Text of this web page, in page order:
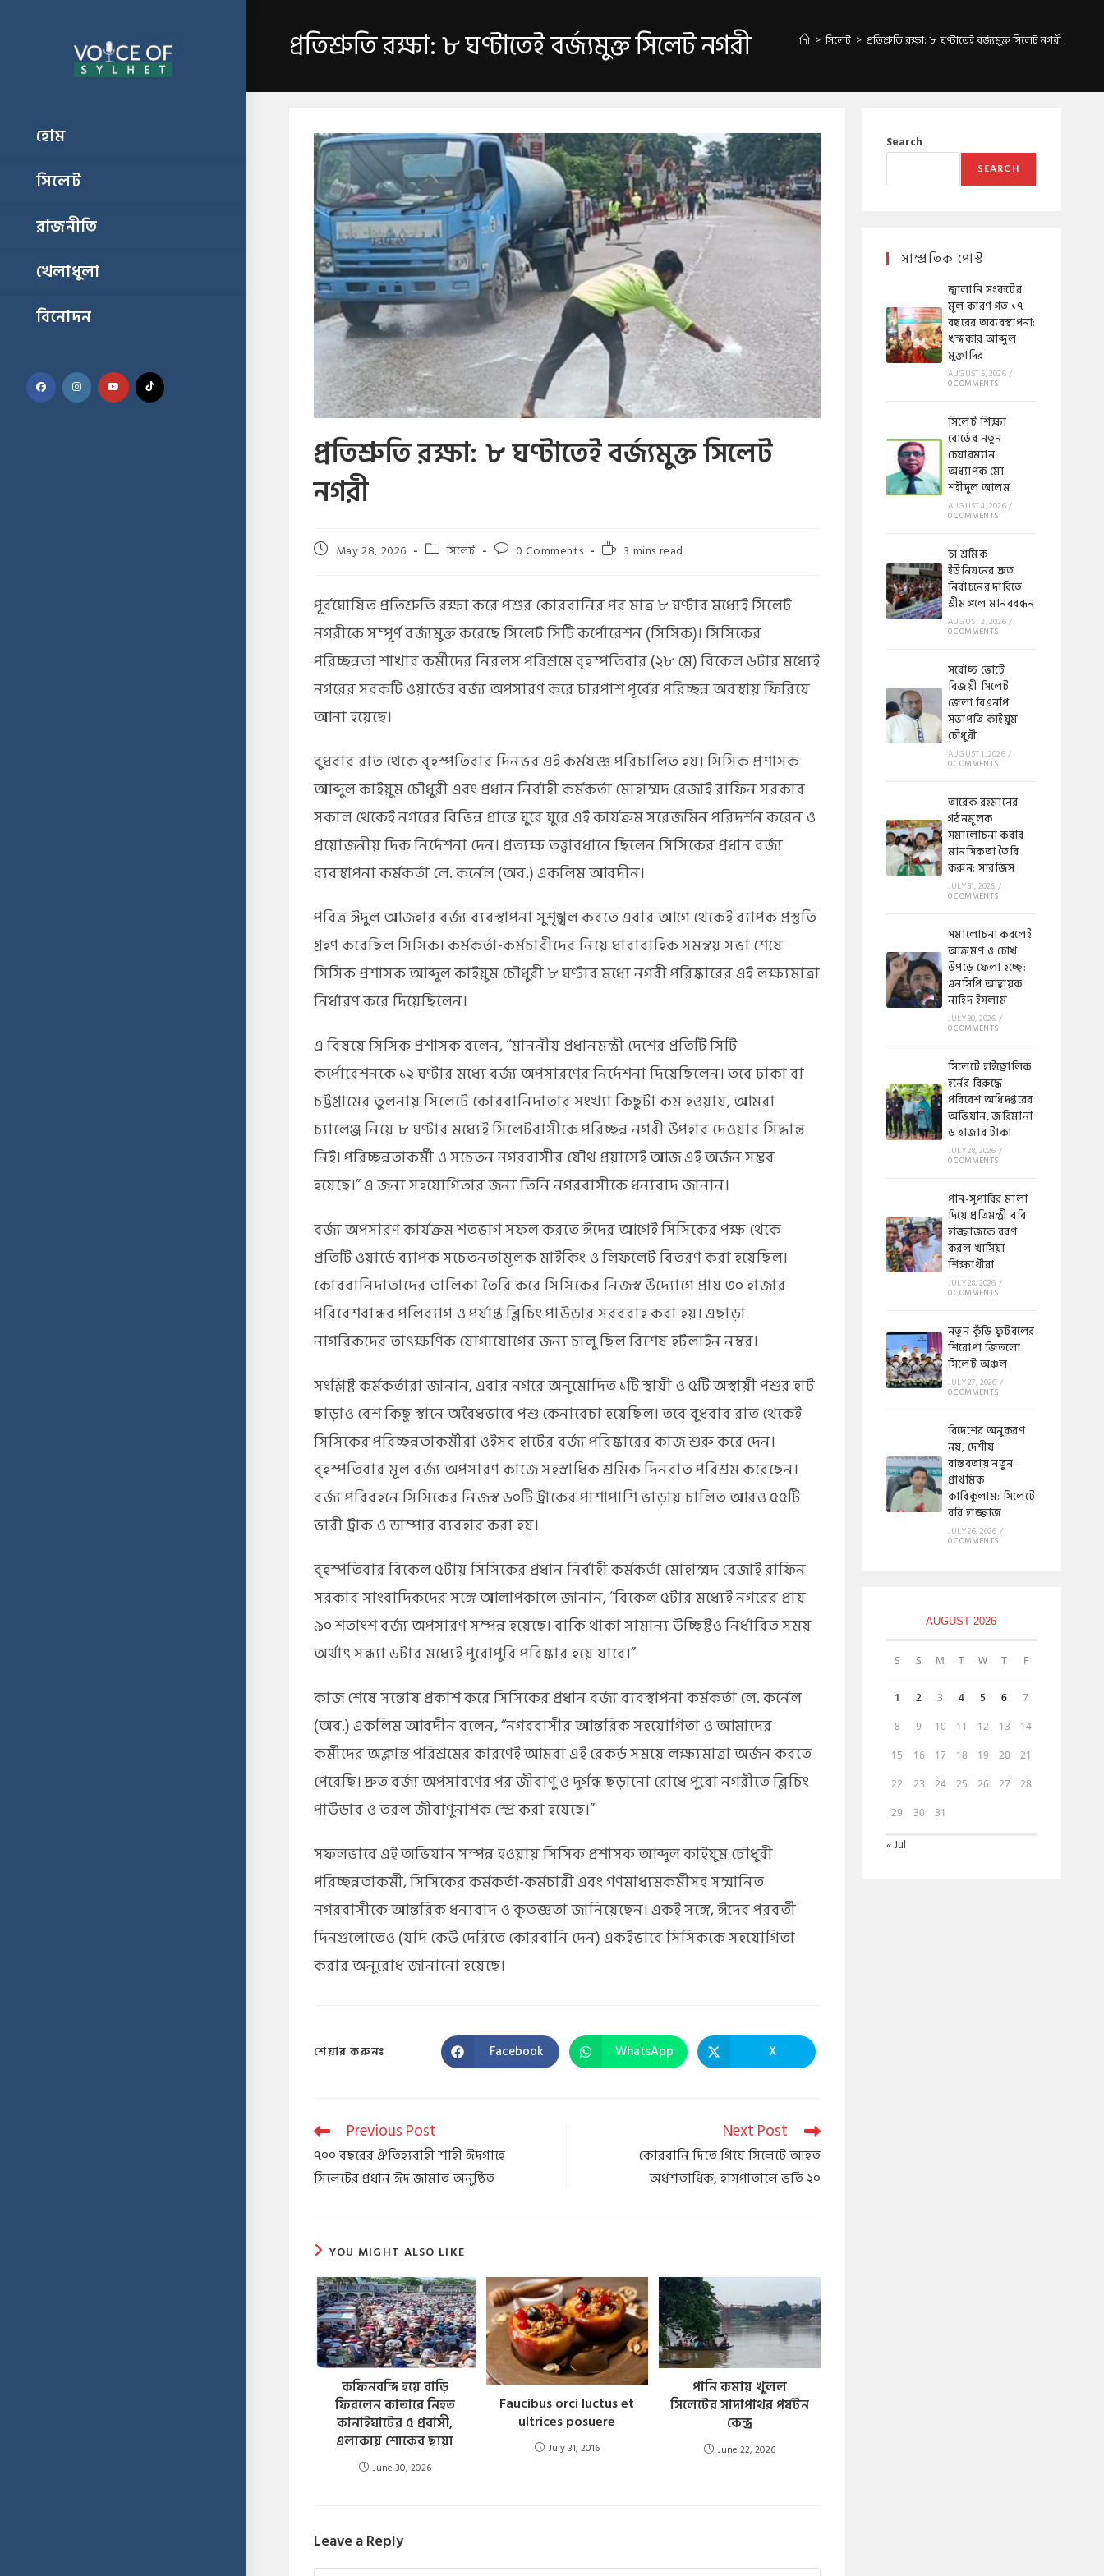
হোম
সিলেট
রাজনীতি
খেলাধুলা
বিনোদন
প্রতিশ্রুতি রক্ষা: ৮ ঘণ্টাতেই বর্জ্যমুক্ত সিলেট নগরী > সিলেট > প্রতিশ্রুতি রক্ষা: ৮ ঘণ্টাতেই বর্জ্যমুক্ত সিলেট নগরী
প্রতিশ্রুতি রক্ষা: ৮ ঘণ্টাতেই বর্জ্যমুক্ত সিলেট
নগরী
May 28, 2026 সিলেট 0 Comments 3 mins read
পূর্বঘোষিত প্রতিশ্রুতি রক্ষা করে পশুর কোরবানির পর মাত্র ৮ ঘণ্টার মধ্যেই সিলেট
নগরীকে সম্পূর্ণ বর্জ্যমুক্ত করেছে সিলেট সিটি কর্পোরেশন (সিসিক)। সিসিকের
পরিচ্ছন্নতা শাখার কর্মীদের নিরলস পরিশ্রমে বৃহস্পতিবার (২৮ মে) বিকেল ৬টার মধ্যেই
নগরের সবকটি ওয়ার্ডের বর্জ্য অপসারণ করে চারপাশ পূর্বের পরিচ্ছন্ন অবস্থায় ফিরিয়ে
আনা হয়েছে।
বুধবার রাত থেকে বৃহস্পতিবার দিনভর এই কর্মযজ্ঞ পরিচালিত হয়। সিসিক প্রশাসক
আব্দুল কাইয়ুম চৌধুরী এবং প্রধান নির্বাহী কর্মকর্তা মোহাম্মদ রেজাই রাফিন সরকার
সকাল থেকেই নগরের বিভিন্ন প্রান্তে ঘুরে ঘুরে এই কার্যক্রম সরেজমিন পরিদর্শন করেন ও
প্রয়োজনীয় দিক নির্দেশনা দেন। প্রত্যক্ষ তত্ত্বাবধানে ছিলেন সিসিকের প্রধান বর্জ্য
ব্যবস্থাপনা কর্মকর্তা লে. কর্নেল (অব.) একলিম আবদীন।
পবিত্র ঈদুল আজহার বর্জ্য ব্যবস্থাপনা সুশৃঙ্খল করতে এবার আগে থেকেই ব্যাপক প্রস্তুতি
গ্রহণ করেছিল সিসিক। কর্মকর্তা-কর্মচারীদের নিয়ে ধারাবাহিক সমন্বয় সভা শেষে
সিসিক প্রশাসক আব্দুল কাইয়ুম চৌধুরী ৮ ঘণ্টার মধ্যে নগরী পরিষ্কারের এই লক্ষ্যমাত্রা
নির্ধারণ করে দিয়েছিলেন।
এ বিষয়ে সিসিক প্রশাসক বলেন, “মাননীয় প্রধানমন্ত্রী দেশের প্রতিটি সিটি
কর্পোরেশনকে ১২ ঘণ্টার মধ্যে বর্জ্য অপসারণের নির্দেশনা দিয়েছিলেন। তবে ঢাকা বা
চট্টগ্রামের তুলনায় সিলেটে কোরবানিদাতার সংখ্যা কিছুটা কম হওয়ায়, আমরা
চ্যালেঞ্জ নিয়ে ৮ ঘণ্টার মধ্যেই সিলেটবাসীকে পরিচ্ছন্ন নগরী উপহার দেওয়ার সিদ্ধান্ত
নিই। পরিচ্ছন্নতাকর্মী ও সচেতন নগরবাসীর যৌথ প্রয়াসেই আজ এই অর্জন সম্ভব
হয়েছে।” এ জন্য সহযোগিতার জন্য তিনি নগরবাসীকে ধন্যবাদ জানান।
বর্জ্য অপসারণ কার্যক্রম শতভাগ সফল করতে ঈদের আগেই সিসিকের পক্ষ থেকে
প্রতিটি ওয়ার্ডে ব্যাপক সচেতনতামূলক মাইকিং ও লিফলেট বিতরণ করা হয়েছিল।
কোরবানিদাতাদের তালিকা তৈরি করে সিসিকের নিজস্ব উদ্যোগে প্রায় ৩০ হাজার
পরিবেশবান্ধব পলিব্যাগ ও পর্যাপ্ত ব্লিচিং পাউডার সরবরাহ করা হয়। এছাড়া
নাগরিকদের তাৎক্ষণিক যোগাযোগের জন্য চালু ছিল বিশেষ হটলাইন নম্বর।
সংশ্লিষ্ট কর্মকর্তারা জানান, এবার নগরে অনুমোদিত ১টি স্থায়ী ও ৫টি অস্থায়ী পশুর হাট
ছাড়াও বেশ কিছু স্থানে অবৈধভাবে পশু কেনাবেচা হয়েছিল। তবে বুধবার রাত থেকেই
সিসিকের পরিচ্ছন্নতাকর্মীরা ওইসব হাটের বর্জ্য পরিষ্কারের কাজ শুরু করে দেন।
বৃহস্পতিবার মূল বর্জ্য অপসারণ কাজে সহস্রাধিক শ্রমিক দিনরাত পরিশ্রম করেছেন।
বর্জ্য পরিবহনে সিসিকের নিজস্ব ৬০টি ট্রাকের পাশাপাশি ভাড়ায় চালিত আরও ৫৫টি
ভারী ট্রাক ও ডাম্পার ব্যবহার করা হয়।
বৃহস্পতিবার বিকেল ৫টায় সিসিকের প্রধান নির্বাহী কর্মকর্তা মোহাম্মদ রেজাই রাফিন
সরকার সাংবাদিকদের সঙ্গে আলাপকালে জানান, “বিকেল ৫টার মধ্যেই নগরের প্রায়
৯০ শতাংশ বর্জ্য অপসারণ সম্পন্ন হয়েছে। বাকি থাকা সামান্য উচ্ছিষ্টও নির্ধারিত সময়
অর্থাৎ সন্ধ্যা ৬টার মধ্যেই পুরোপুরি পরিষ্কার হয়ে যাবে।”
কাজ শেষে সন্তোষ প্রকাশ করে সিসিকের প্রধান বর্জ্য ব্যবস্থাপনা কর্মকর্তা লে. কর্নেল
(অব.) একলিম আবদীন বলেন, “নগরবাসীর আন্তরিক সহযোগিতা ও আমাদের
কর্মীদের অক্লান্ত পরিশ্রমের কারণেই আমরা এই রেকর্ড সময়ে লক্ষ্যমাত্রা অর্জন করতে
পেরেছি। দ্রুত বর্জ্য অপসারণের পর জীবাণু ও দুর্গন্ধ ছড়ানো রোধে পুরো নগরীতে ব্লিচিং
পাউডার ও তরল জীবাণুনাশক স্প্রে করা হয়েছে।”
সফলভাবে এই অভিযান সম্পন্ন হওয়ায় সিসিক প্রশাসক আব্দুল কাইয়ুম চৌধুরী
পরিচ্ছন্নতাকর্মী, সিসিকের কর্মকর্তা-কর্মচারী এবং গণমাধ্যমকর্মীসহ সম্মানিত
নগরবাসীকে আন্তরিক ধন্যবাদ ও কৃতজ্ঞতা জানিয়েছেন। একই সঙ্গে, ঈদের পরবর্তী
দিনগুলোতেও (যদি কেউ দেরিতে কোরবানি দেন) একইভাবে সিসিককে সহযোগিতা
করার অনুরোধ জানানো হয়েছে।
শেয়ার করুনঃ Facebook WhatsApp X
Previous Post
​৭০০ বছরের ঐতিহ্যবাহী শাহী ঈদগাহে
সিলেটের প্রধান ঈদ জামাত অনুষ্ঠিত
Next Post
​কোরবানি দিতে গিয়ে সিলেটে আহত
অর্ধশতাধিক, হাসপাতালে ভর্তি ২০
YOU MIGHT ALSO LIKE
কফিনবন্দি হয়ে বাড়ি
ফিরলেন কাতারে নিহত
কানাইঘাটের ৫ প্রবাসী,
এলাকায় শোকের ছায়া
June 30, 2026
Faucibus orci luctus et
ultrices posuere
July 31, 2016
পানি কমায় খুলল
সিলেটের সাদাপাথর পর্যটন
কেন্দ্র
June 22, 2026
Leave a Reply
Search
SEARCH
সাম্প্রতিক পোস্ট
জ্বালানি সংকটের
মূল কারণ গত ১৭
বছরের অব্যবস্থাপনা:
খন্দকার আব্দুল
মুক্তাদির
AUGUST 5, 2026/
0 COMMENTS
সিলেট শিক্ষা
বোর্ডের নতুন
চেয়ারম্যান
অধ্যাপক মো.
শহীদুল আলম
AUGUST 4, 2026/
0 COMMENTS
চা শ্রমিক
ইউনিয়নের দ্রুত
নির্বাচনের দাবিতে
শ্রীমঙ্গলে মানববন্ধন
AUGUST 2, 2026/
0 COMMENTS
সর্বোচ্চ ভোটে
বিজয়ী সিলেট
জেলা বিএনপি
সভাপতি কাইয়ুম
চৌধুরী
AUGUST 1, 2026/
0 COMMENTS
​​তারেক রহমানের
গঠনমূলক
সমালোচনা করার
মানসিকতা তৈরি
করুন: সারজিস
JULY 31, 2026 /
0 COMMENTS
সমালোচনা করলেই
আক্রমণ ও চোখ
উপড়ে ফেলা হচ্ছে:
এনসিপি আহ্বায়ক
নাহিদ ইসলাম
JULY 30, 2026 /
0 COMMENTS
​সিলেটে হাইড্রোলিক
হর্নের বিরুদ্ধে
পরিবেশ অধিদপ্তরের
অভিযান, জরিমানা
৬ হাজার টাকা
JULY 28, 2026 /
0 COMMENTS
পান-সুপারির মালা
দিয়ে প্রতিমন্ত্রী ববি
হাজ্জাজকে বরণ
করল খাসিয়া
শিক্ষার্থীরা
JULY 28, 2026 /
0 COMMENTS
নতুন কুঁড়ি ফুটবলের
শিরোপা জিতলো
সিলেট অঞ্চল
JULY 27, 2026 /
0 COMMENTS
বিদেশের অনুকরণ
নয়, দেশীয়
বাস্তবতায় নতুন
প্রাথমিক
কারিকুলাম: সিলেটে
ববি হাজ্জাজ
JULY 26, 2026 /
0 COMMENTS
AUGUST 2026
S S M T W T F
1 2 3 4 5 6 7
8 9 10 11 12 13 14
15 16 17 18 19 20 21
22 23 24 25 26 27 28
29 30 31
« Jul